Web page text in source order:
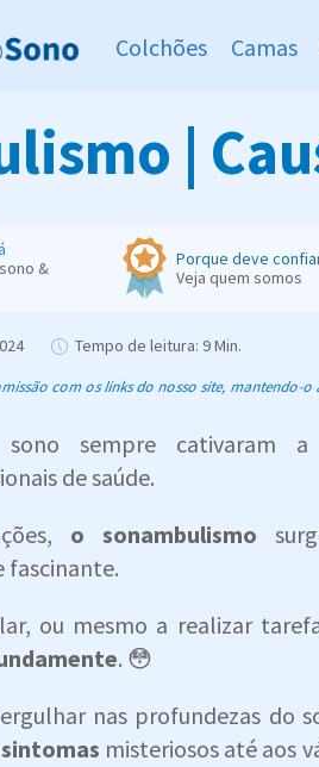
Colchões Camas
|
&
Porque deve
Veja quem somos
Tempo de leitura: 9 Min.
com os links do nosso site, mantendo-
sempre cativaram
de saúde.
o sonambulismo
fascinante.
ou mesmo a realizar
. 😳
nas profundezas do
misteriosos até aos